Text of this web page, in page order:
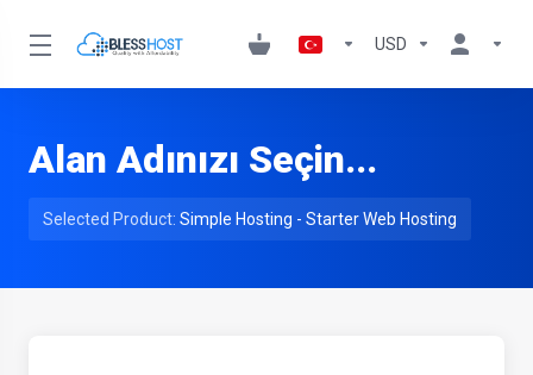
USD
Alan Adınızı Seçin...
Selected Product: Simple Hosting - Starter Web Hosting